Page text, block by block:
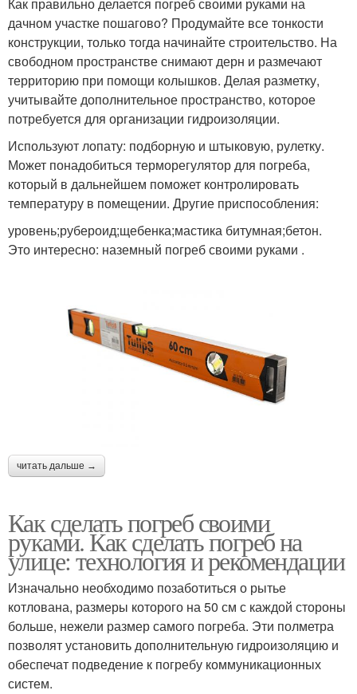
Как правильно делается погреб своими руками на
дачном участке пошагово? Продумайте все тонкости
конструкции, только тогда начинайте строительство. На
свободном пространстве снимают дерн и размечают
территорию при помощи колышков. Делая разметку,
учитывайте дополнительное пространство, которое
потребуется для организации гидроизоляции.
Используют лопату: подборную и штыковую, рулетку.
Может понадобиться терморегулятор для погреба,
который в дальнейшем поможет контролировать
температуру в помещении. Другие приспособления:
уровень;рубероид;щебенка;мастика битумная;бетон.
Это интересно: наземный погреб своими руками .
читать дальше →
Как сделать погреб своими
руками. Как сделать погреб на
улице: технология и рекомендации
Изначально необходимо позаботиться о рытье
котлована, размеры которого на 50 см с каждой стороны
больше, нежели размер самого погреба. Эти полметра
позволят установить дополнительную гидроизоляцию и
обеспечат подведение к погребу коммуникационных
систем.